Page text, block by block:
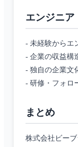
エンジニ
- 未経験からエ
- 企業の収益構
- 独自の企業文
- 研修・フォロ
まとめ
株式会社ビー